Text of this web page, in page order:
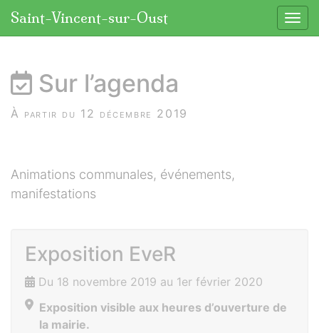
Saint-Vincent-sur-Oust
Sur l’agenda
À partir du 12 décembre 2019
Animations communales, événements,
manifestations
Exposition EveR
Du 18 novembre 2019 au 1er février 2020
Exposition visible aux heures d’ouverture de
la mairie.
Panneau de gestion des cookies